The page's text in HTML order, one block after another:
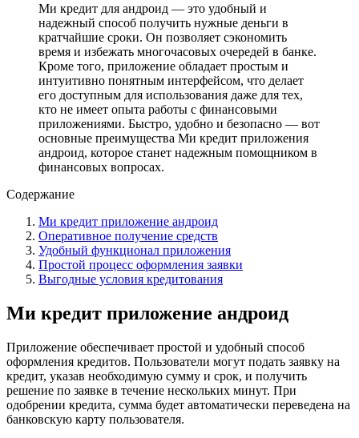
Ми кредит для андроид — это удобный и
надежный способ получить нужные деньги в
кратчайшие сроки. Он позволяет сэкономить
время и избежать многочасовых очередей в банке.
Кроме того, приложение обладает простым и
интуитивно понятным интерфейсом, что делает
его доступным для использования даже для тех,
кто не имеет опыта работы с финансовыми
приложениями. Быстро, удобно и безопасно — вот
основные преимущества Ми кредит приложения
андроид, которое станет надежным помощником в
финансовых вопросах.
Содержание
Ми кредит приложение андроид
Оперативное получение средств
Удобный функционал приложения
Простой процесс оформления заявки
Выгодные условия кредитования
Ми кредит приложение андроид
Приложение обеспечивает простой и удобный способ
оформления кредитов. Пользователи могут подать заявку на
кредит, указав необходимую сумму и срок, и получить
решение по заявке в течение нескольких минут. При
одобрении кредита, сумма будет автоматически переведена на
банковскую карту пользователя.